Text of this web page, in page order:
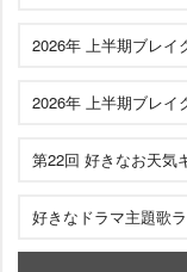
2026年 上半期ブレイ
2026年 上半期ブレイ
第22回 好きなお天気
好きなドラマ主題歌